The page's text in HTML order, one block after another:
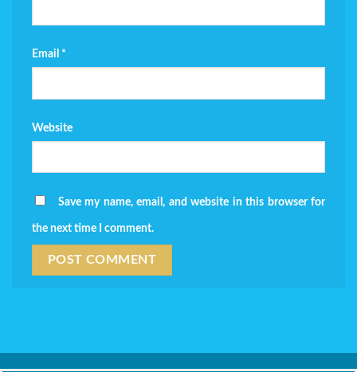
Email *
Website
Save my name, email, and website in this browser for
the next time I comment.